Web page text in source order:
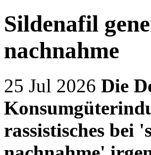
Sildenafil
nachnahme
25 Jul 2026 Die
rassistisches bei